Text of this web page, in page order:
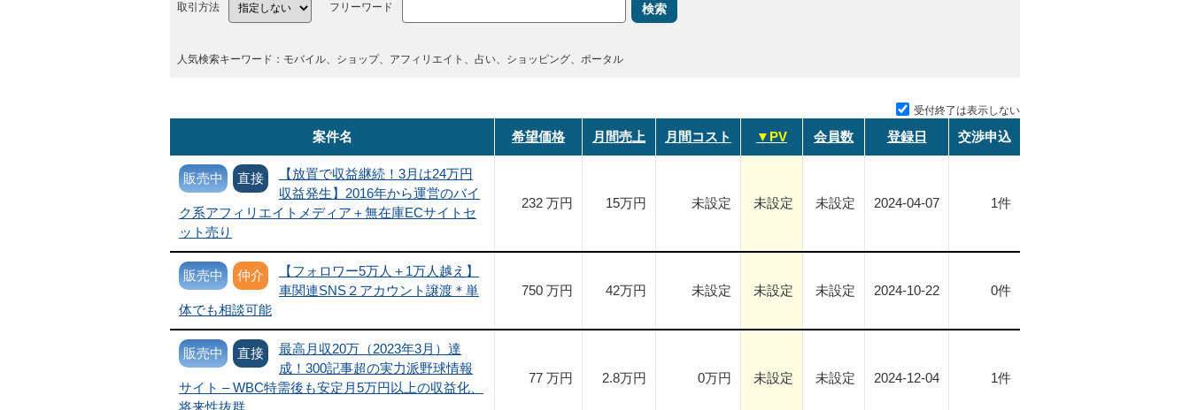
取引方法 フリーワード 検索
人気検索キーワード：モバイル、ショップ、アフィリエイト、占い、ショッピング、ポータル
受付終了は表示しない
案件名 希望価格 月間売上 月間コスト ▼PV 会員数 登録日 交渉申込
販売中 直接
【放置で収益継続！3月は24万円
収益発生】2016年から運営のバイ
ク系アフィリエイトメディア＋無在庫ECサイトセ
ット売り
232 万円 15万円 未設定 未設定 未設定 2024-04-07 1件
販売中 仲介
【フォロワー5万人＋1万人越え】
車関連SNS２アカウント譲渡＊単
体でも相談可能
750 万円 42万円 未設定 未設定 未設定 2024-10-22 0件
販売中 直接
最高月収20万（2023年3月）達
成！300記事超の実力派野球情報
サイト – WBC特需後も安定月5万円以上の収益化、
将来性抜群
77 万円 2.8万円 0万円 未設定 未設定 2024-12-04 1件